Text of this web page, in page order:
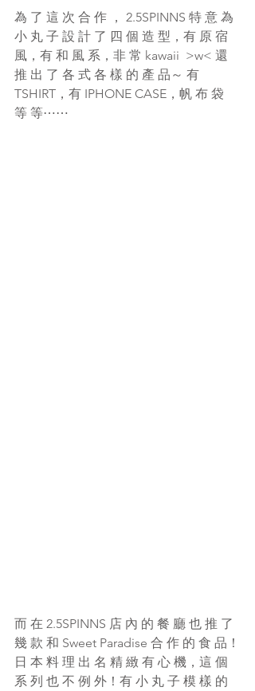
為 了 這 次 合 作 ， 2.5SPINNS 特 意 為
小 丸 子 設 計 了 四 個 造 型，有 原 宿
風，有 和 風 系，非 常 kawaii  >w< 還
推 出 了 各 式 各 樣 的 產 品～ 有
TSHIRT，有 IPHONE CASE，帆 布 袋
等 等⋯⋯
而 在 2.5SPINNS 店 內 的 餐 廳 也 推 了
幾 款 和 Sweet Paradise 合 作 的 食 品！
日 本 料 理 出 名 精 緻 有 心 機，這 個
系 列 也 不 例 外！有 小 丸 子 模 樣 的